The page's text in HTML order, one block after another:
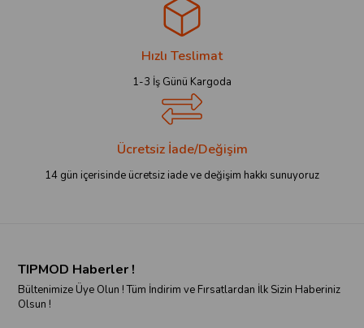
Hızlı Teslimat
1-3 İş Günü Kargoda
Ücretsiz İade/Değişim
14 gün içerisinde ücretsiz iade ve değişim hakkı sunuyoruz
TIPMOD Haberler !
Bültenimize Üye Olun ! Tüm İndirim ve Fırsatlardan İlk Sizin Haberiniz
Olsun !